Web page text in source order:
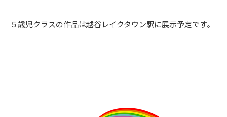
５歳児クラスの作品は越谷レイクタウン駅に展示予定です。